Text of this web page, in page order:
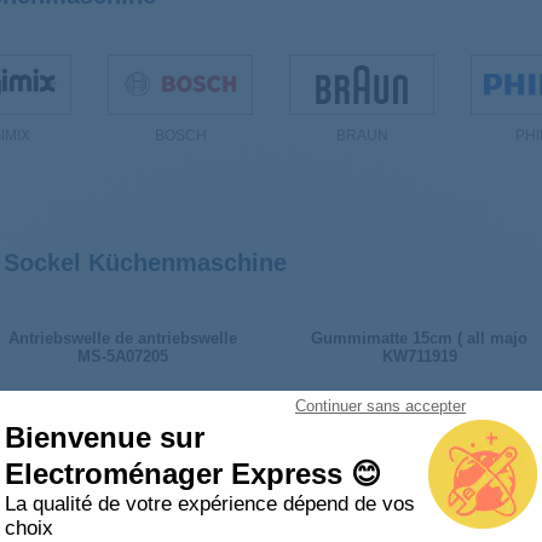
Continuer sans accepter
Bienvenue sur
Electroménager Express 😊
La qualité de votre expérience dépend de vos
choix
Küchenmaschine
Antriebswelle de antriebswelle
MS-5A07205
Gummimatte 15cm ( all majo
KW711919